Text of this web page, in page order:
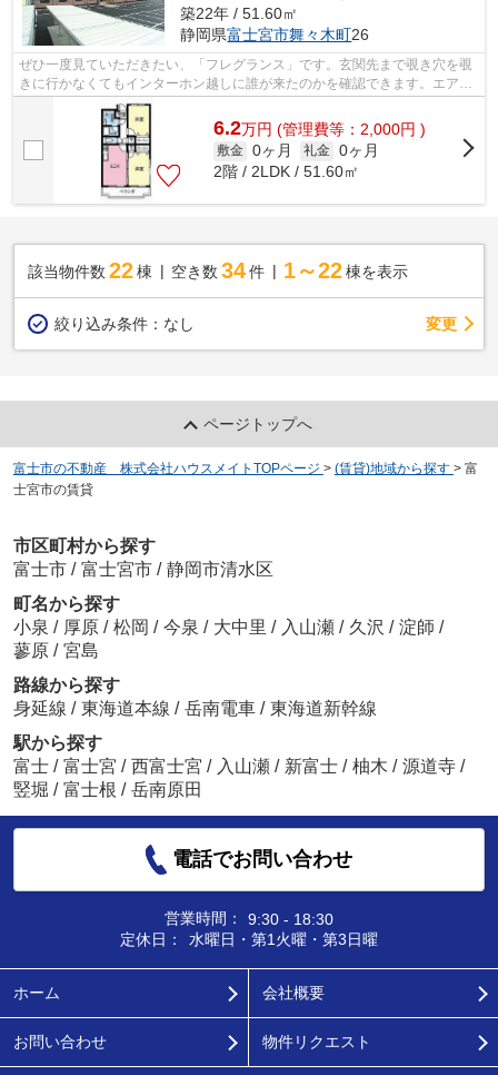
築22年 / 51.60㎡
静岡県富士宮市舞々木町26
ぜひ一度見ていただきたい、「フレグランス」です。玄関先まで覗き穴を覗
きに行かなくてもインターホン越しに誰が来たのかを確認できます。エアコ
ン付きの物件なので、快適に生活でき...
6.2万円 (管理費等：2,000円 )
敷金 0ヶ月 礼金 0ヶ月
2階 / 2LDK / 51.60㎡
該当物件数 22棟 空き数 34 件 1～22 棟を表示
絞り込み条件： なし 変更
ページトップへ
富士市の不動産 株式会社ハウスメイトTOPページ > (賃貸)地域から探す > 富
士宮市の賃貸
市区町村から探す
富士市 / 富士宮市 / 静岡市清水区
町名から探す
小泉 / 厚原 / 松岡 / 今泉 / 大中里 / 入山瀬 / 久沢 / 淀師 /
蓼原 / 宮島
路線から探す
身延線 / 東海道本線 / 岳南電車 / 東海道新幹線
駅から探す
富士 / 富士宮 / 西富士宮 / 入山瀬 / 新富士 / 柚木 / 源道寺 /
竪堀 / 富士根 / 岳南原田
電話でお問い合わせ
営業時間：
9:30 - 18:30
定休日：
水曜日・第1火曜・第3日曜
ホーム 会社概要
お問い合わせ 物件リクエスト